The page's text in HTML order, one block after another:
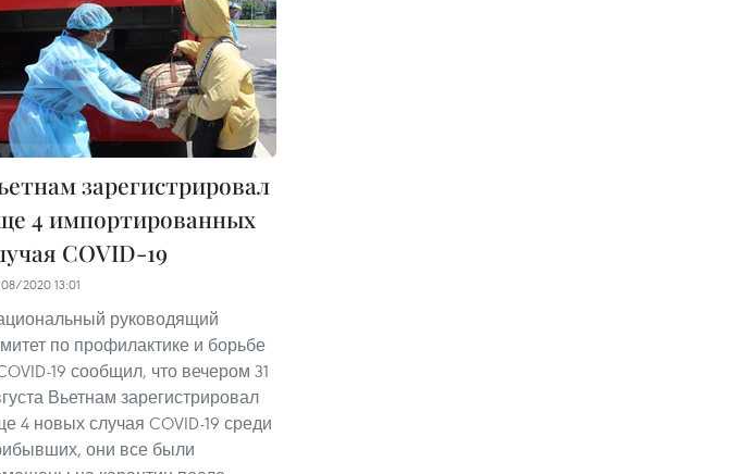
зарегистрировал
4 импортированных
COVID-19
2020 13:01
руководящий
по профилактике и борьбе
19 сообщил, что вечером 31
Вьетнам зарегистрировал
4 новых случая COVID-19 среди
они все были